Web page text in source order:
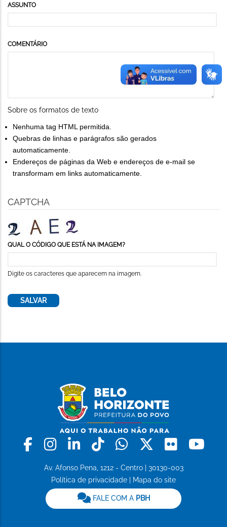
ASSUNTO
COMENTÁRIO
Sobre os formatos de texto
Nenhuma tag HTML permitida.
Quebras de linhas e parágrafos são gerados
automaticamente.
Endereços de páginas da Web e endereços de e-mail se
transformam em links automaticamente.
CAPTCHA
QUAL O CÓDIGO QUE ESTÁ NA IMAGEM?
Digite os caracteres que aparecem na imagem.
Facebook
Instagram
LinkedinTiktokWhatsapp
X Flickr
Av. Afonso Pena, 1212 - Centro | 30130-003
Política de privacidade
Mapa do site
FALE COM A PBH